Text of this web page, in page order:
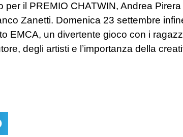
per il PREMIO CHATWIN, Andrea
Zanetti. Domenica 23 settembre
EMCA, un divertente gioco con i
degli artisti e l’importanza della